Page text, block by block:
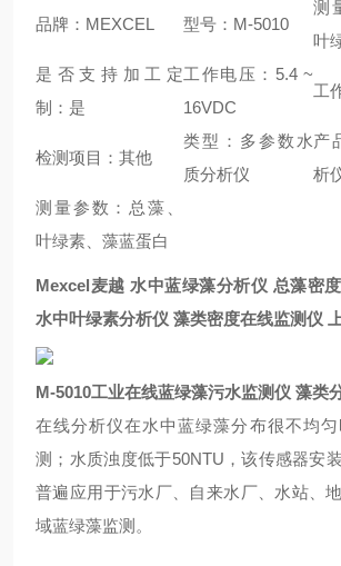
品牌：MEXCEL 型号：M-5010
测
叶
是否支持加工定
制：是
工作电压：5.4 ~
16VDC
工
检测项目：其他
类型：多参数水
质分析仪
产
析
测量参数：总藻、
叶绿素、藻蓝蛋白
Mexcel麦越 水中蓝绿藻分析仪 总藻密
水中叶绿素分析仪 藻类密度在线监测仪
M-5010工业在线蓝绿藻污水监测仪 藻类
在线分析仪在水中蓝绿藻分布很不均
测；水质浊度低于50NTU，该传感器安
普遍应用于污水厂、自来水厂、水站、
域蓝绿藻监测。